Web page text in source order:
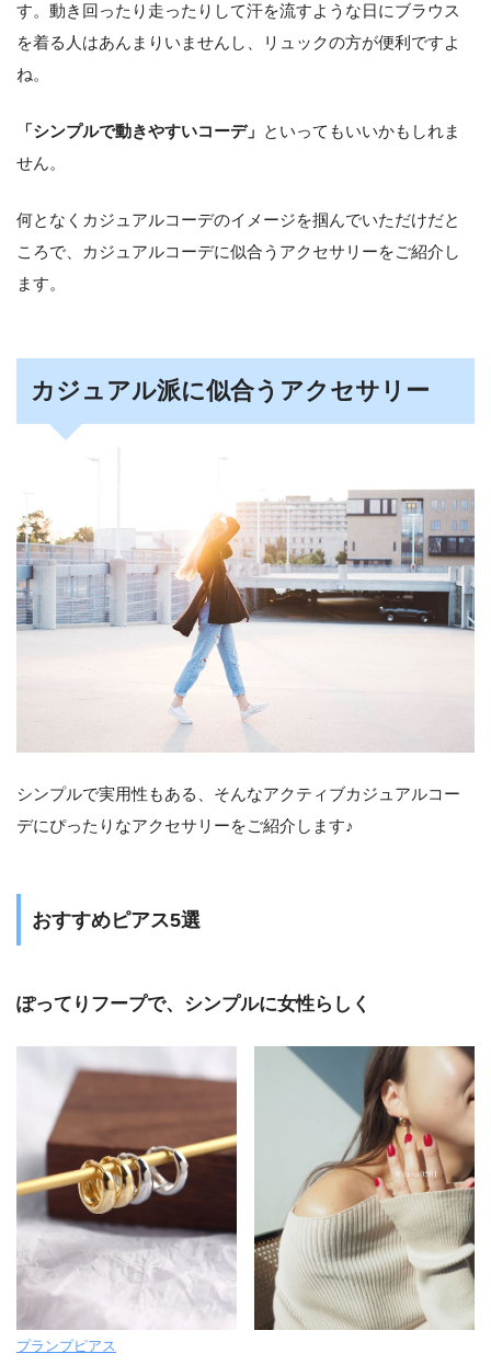
す。動き回ったり走ったりして汗を流すような日にブラウス
を着る人はあんまりいませんし、リュックの方が便利ですよ
ね。
「シンプルで動きやすいコーデ」 といってもいいかもしれま
せん。
何となくカジュアルコーデのイメージを掴んでいただけだと
ころで、カジュアルコーデに似合うアクセサリーをご紹介し
ます。
カジュアル派に似合うアクセサリー
シンプルで実用性もある、そんなアクティブカジュアルコー
デにぴったりなアクセサリーをご紹介します♪
おすすめピアス5選
ぽってりフープで、シンプルに女性らしく
プランプピアス